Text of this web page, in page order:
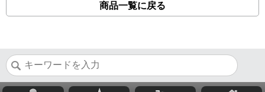
商品一覧に戻る